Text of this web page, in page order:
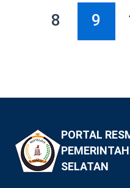
8
9
PORTAL
SELATAN